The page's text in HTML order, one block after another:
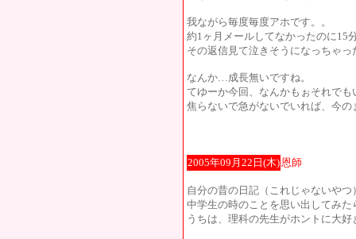
我ながら毎度毎度アホです。。
約1ヶ月メールしてなかったのに15
その返信見て泣きそうになっちゃっ
なんか…成長無いですね。
てゆーか今回、なんかもぉそれで
焦らないで急がないでいれば、今
2005年09月22日(木)恩師
自分の昔の日記（これじゃないや
中学生の時のことを思い出してみた
うちは、理科の先生がホントに大